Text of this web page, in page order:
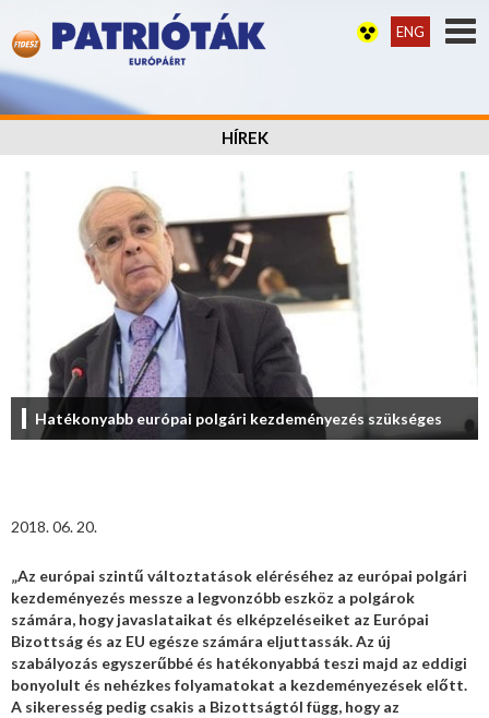
ENG
HÍREK
Hatékonyabb európai polgári kezdeményezés szükséges
2018. 06. 20.
„Az európai szintű változtatások eléréséhez az európai polgári
kezdeményezés messze a legvonzóbb eszköz a polgárok
számára, hogy javaslataikat és elképzeléseiket az Európai
Bizottság és az EU egésze számára eljuttassák. Az új
szabályozás egyszerűbbé és hatékonyabbá teszi majd az eddigi
bonyolult és nehézkes folyamatokat a kezdeményezések előtt.
A sikeresség pedig csakis a Bizottságtól függ, hogy az